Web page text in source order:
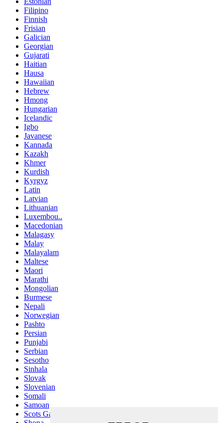
Filipino
Finnish
Frisian
Galician
Georgian
Gujarati
Haitian
Hausa
Hawaiian
Hebrew
Hmong
Hungarian
Icelandic
Igbo
Javanese
Kannada
Kazakh
Khmer
Kurdish
Kyrgyz
Latin
Latvian
Lithuanian
Luxembou..
Macedonian
Malagasy
Malay
Malayalam
Maltese
Maori
Marathi
Mongolian
Burmese
Nepali
Norwegian
Pashto
Persian
Punjabi
Serbian
Sesotho
Sinhala
Slovak
Slovenian
Somali
Samoan
Scots Gaelic